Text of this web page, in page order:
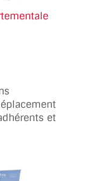
et